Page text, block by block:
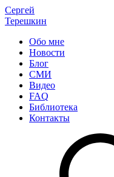
Сергей
Терешкин
Обо мне
Новости
Блог
СМИ
Видео
FAQ
Библиотека
Контакты